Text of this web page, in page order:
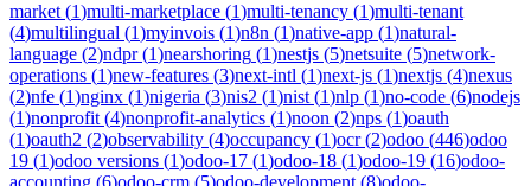
market (1)multi-marketplace (1)multi-tenancy (1)multi-tenant
(4)multilingual (1)myinvois (1)n8n (1)native-app (1)natural-
language (2)ndpr(1)nearshoring (1)nestjs (5)netsuite (5)network-
operations (1)new-features (3)next-intl (1)next-js (1)nextjs (4)nexus
(2)nfe (1)nginx (1)nigeria (3)nis2 (1)nist (1)nlp (1)no-code (6)nodejs
(1)nonprofit (4)nonprofit-analytics (1)noon (2)nps (1)oauth
(1)oauth2 (2)observability (4)occupancy (1)ocr(2)odoo (446)odoo
19 (1)odoo versions (1)odoo-17 (1)odoo-18 (1)odoo-19 (16)odoo-
accounting (6)odoo-crm (5)odoo-development (8)odoo-